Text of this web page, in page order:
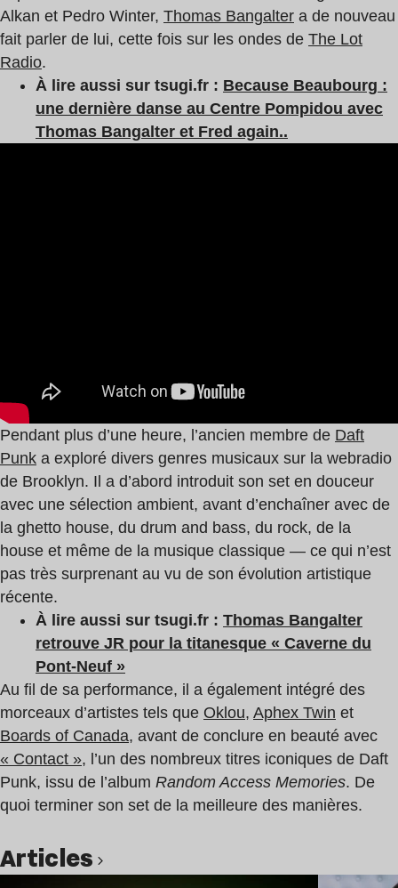
Alkan et Pedro Winter, Thomas Bangalter a de nouveau
fait parler de lui, cette fois sur les ondes de The Lot
Radio.
À lire aussi sur tsugi.fr : Because Beaubourg :
une dernière danse au Centre Pompidou avec
Thomas Bangalter et Fred again..
Pendant plus d’une heure, l’ancien membre de Daft
Punk a exploré divers genres musicaux sur la webradio
de Brooklyn. Il a d’abord introduit son set en douceur
avec une sélection ambient, avant d’enchaîner avec de
la ghetto house, du drum and bass, du rock, de la
house et même de la musique classique — ce qui n’est
pas très surprenant au vu de son évolution artistique
récente.
À lire aussi sur tsugi.fr : Thomas Bangalter
retrouve JR pour la titanesque « Caverne du
Pont-Neuf »
Au fil de sa performance, il a également intégré des
morceaux d’artistes tels que Oklou, Aphex Twin et
Boards of Canada, avant de conclure en beauté avec
« Contact », l’un des nombreux titres iconiques de Daft
Punk, issu de l’album Random Access Memories. De
quoi terminer son set de la meilleure des manières.
Articles